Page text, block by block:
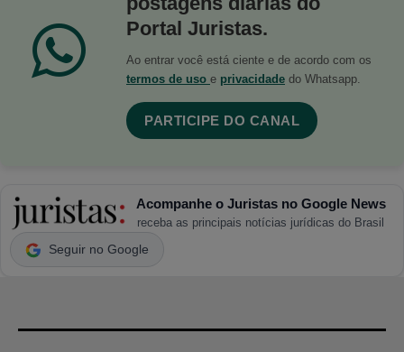
Portal Juristas.
Ao entrar você está ciente e de acordo com os
termos de uso e privacidade do Whatsapp.
PARTICIPE DO CANAL
Acompanhe o Juristas no Google News
receba as principais notícias jurídicas do Brasil
Seguir no Google